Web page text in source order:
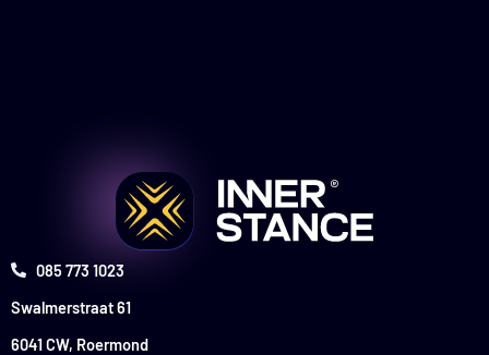
085 773 1023
Swalmerstraat 61
6041 CW, Roermond